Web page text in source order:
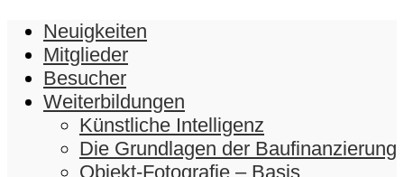
Neuigkeiten
Mitglieder
Besucher
Weiterbildungen
Künstliche Intelligenz
Die Grundlagen der Baufinanzierung
Objekt-Fotografie – Basis